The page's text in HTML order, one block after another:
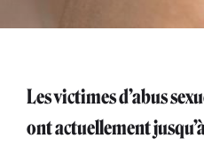
Les victimes d’abus
ont actuellement